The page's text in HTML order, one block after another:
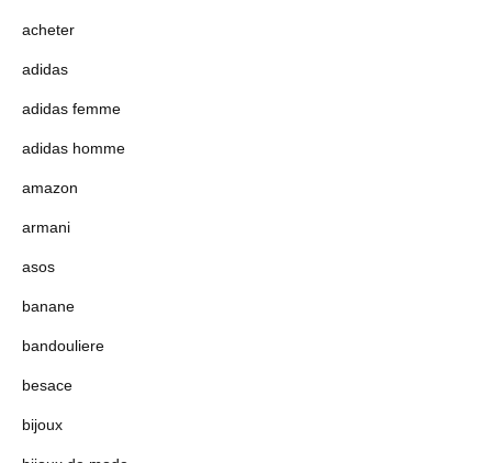
acheter
adidas
adidas femme
adidas homme
amazon
armani
asos
banane
bandouliere
besace
bijoux